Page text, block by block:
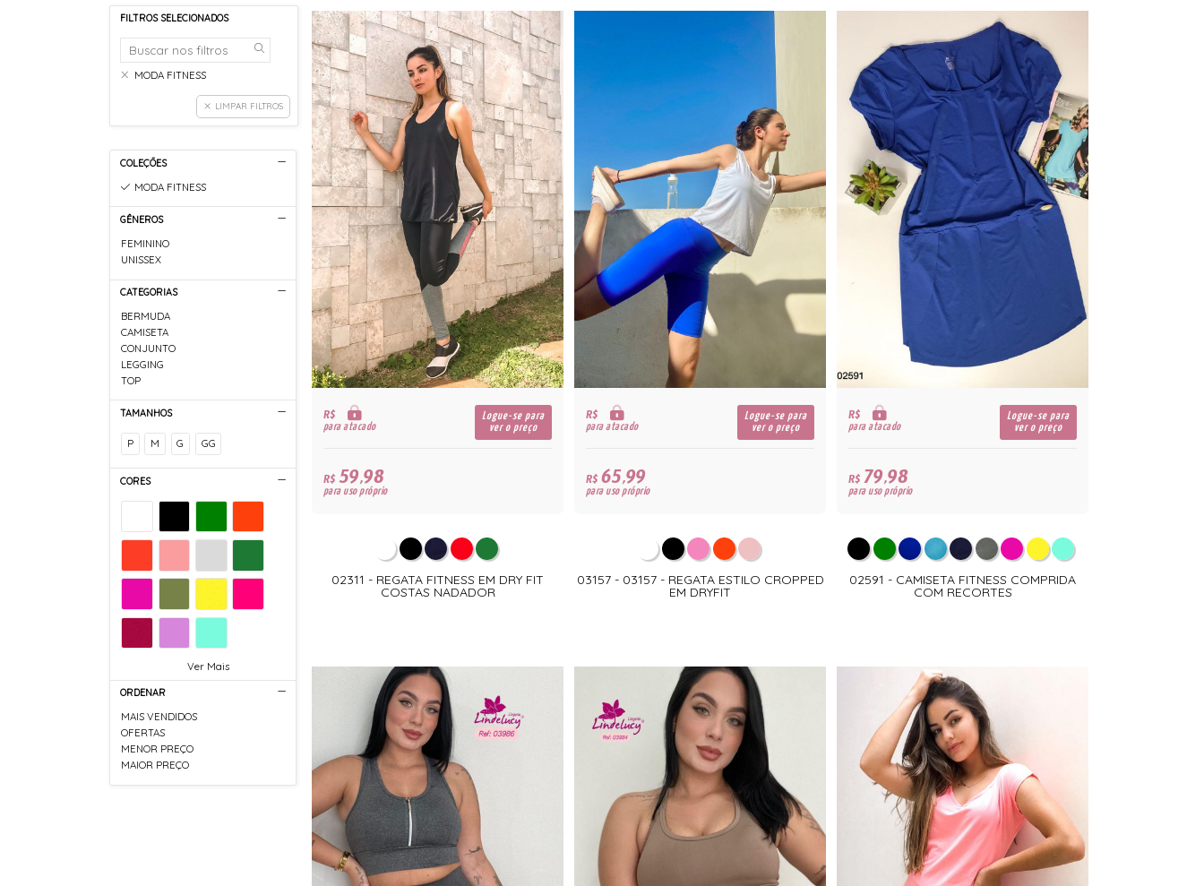
FILTROS SELECIONADOS
MODA FITNESS
LIMPAR FILTROS
COLEÇÕES
MODA FITNESS
GÊNEROS
FEMININO
UNISSEX
CATEGORIAS
BERMUDA
CAMISETA
CONJUNTO
LEGGING
TOP
TAMANHOS
P M G GG
CORES
Ver Mais
ORDENAR
MAIS VENDIDOS
OFERTAS
MENOR PREÇO
MAIOR PREÇO
R$
para atacado
Logue-se para
ver o preço
R$59,98
para uso próprio
02311 - REGATA FITNESS EM DRY FIT
COSTAS NADADOR
R$
para atacado
Logue-se para
ver o preço
R$65,99
para uso próprio
03157 - 03157 - REGATA ESTILO CROPPED
EM DRYFIT
R$
para atacado
Logue-se para
ver o preço
R$79,98
para uso próprio
02591 - CAMISETA FITNESS COMPRIDA
COM RECORTES